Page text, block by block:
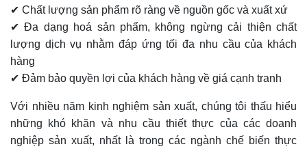
✔ Chất lượng sản phẩm rõ ràng về nguồn gốc và xuất xứ
✔ Đa dạng hoá sản phẩm, không ngừng cải thiện chất
lượng dịch vụ nhằm đáp ứng tối đa nhu cầu của khách
hàng
✔ Đảm bảo quyền lợi của khách hàng về giá cạnh tranh
Với nhiều năm kinh nghiệm sản xuất, chúng tôi thấu hiểu
những khó khăn và nhu cầu thiết thực của các doanh
nghiệp sản xuất, nhất là trong các ngành chế biến thực